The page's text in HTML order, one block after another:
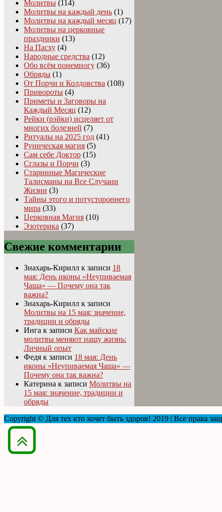
Молитвы (114)
Молитвы на каждый день (1)
Молитвы на каждый месяц (17)
Молитвы на церковные
праздники (13)
На Пасху (4)
Народные средства (12)
Обо всём понемногу (36)
Обряды (1)
От Порчи и Колдовства (108)
Привороты (4)
Приметы и Заговоры на
Каждый Месяц (12)
Рейки (рэйки) исцеляет от
многих болезней (7)
Ритуалы на 2025 год (41)
Руническая магия (5)
Сам себе Доктор (15)
Сглазы и Порчи (3)
Старинные Магические
Талисманы на Все Случаии
Жизни (3)
Тайны этого и потустороннего
мира (33)
Церковная Магия (10)
Эзотерика (37)
Свежие комментарии
Знахарь-Кирилл к записи 18
мая: День иконы «Неупиваемая
Чаша» — Почему она так
важна?
Знахарь-Кирилл к записи
Молитвы на 15 мая: значение,
традиции и обряды
Инга к записи Как майские
молитвы меняют нашу жизнь:
Личный опыт
Федя к записи 18 мая: День
иконы «Неупиваемая Чаша» —
Почему она так важна?
Катерина к записи Молитвы на
15 мая: значение, традиции и
обряды
Copyright © Для тех кто хочет быть здоров! 2019 | Все права